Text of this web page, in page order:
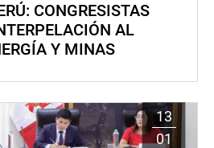
CONGRESISTAS
AL
Y MINAS
13
01